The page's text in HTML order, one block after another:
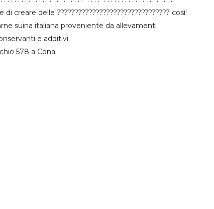
delle ???????????????????????????????? così!
suina italiana proveniente da allevamenti
e additivi.
578 a Cona.